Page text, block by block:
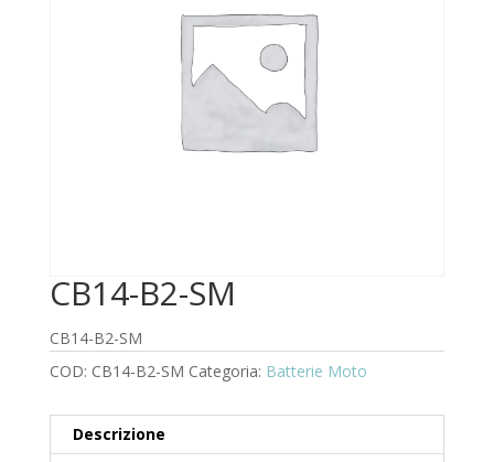
CB14-B2-SM
CB14-B2-SM
COD: CB14-B2-SM Categoria: Batterie Moto
Descrizione